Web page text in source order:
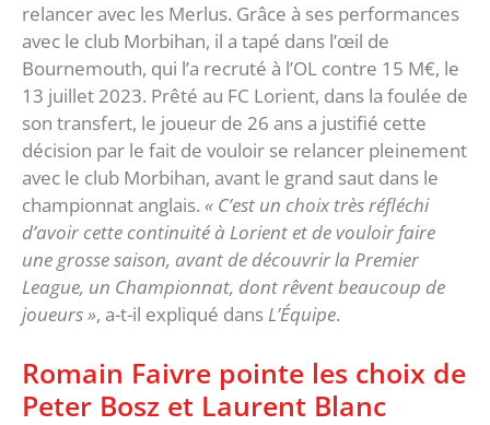
relancer avec les Merlus. Grâce à ses performances
avec le club Morbihan, il a tapé dans l’œil de
Bournemouth, qui l’a recruté à l’OL contre 15 M€, le
13 juillet 2023. Prêté au FC Lorient, dans la foulée de
son transfert, le joueur de 26 ans a justifié cette
décision par le fait de vouloir se relancer pleinement
avec le club Morbihan, avant le grand saut dans le
championnat anglais. « C’est un choix très réfléchi
d’avoir cette continuité à Lorient et de vouloir faire
une grosse saison, avant de découvrir la Premier
League, un Championnat, dont rêvent beaucoup de
joueurs », a-t-il expliqué dans L’Équipe.
Romain Faivre pointe les choix de
Peter Bosz et Laurent Blanc